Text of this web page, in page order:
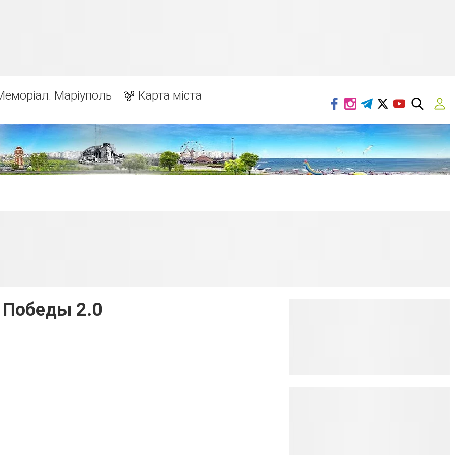
Маріуполь Карта міста
2.0